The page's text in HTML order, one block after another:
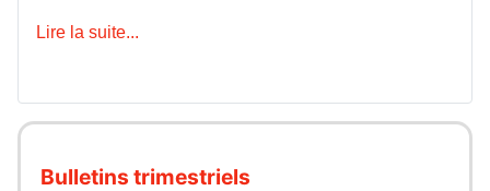
Lire la suite...
Bulletins trimestriels